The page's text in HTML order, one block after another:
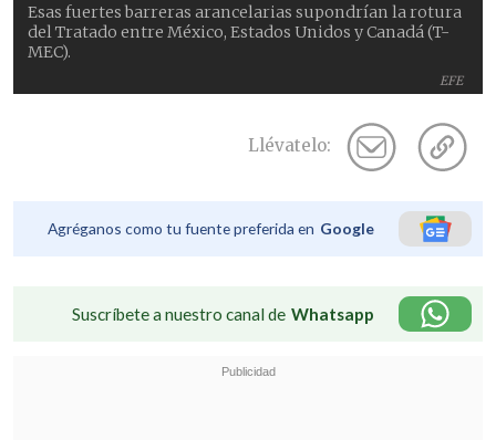
EFE
Esas fuertes barreras arancelarias supondrían la rotura
del Tratado entre México, Estados Unidos y Canadá (T-
MEC).
Llévatelo:
Agréganos como tu fuente preferida en Google
Suscríbete a nuestro canal de Whatsapp